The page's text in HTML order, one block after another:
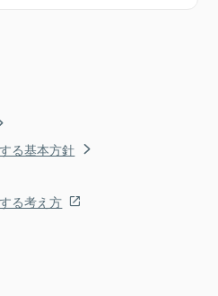
る基本方針
る考え方